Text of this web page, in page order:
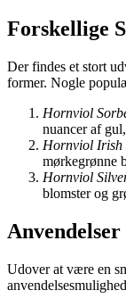
Forskellige
Der findes et stort
former. Nogle
Hornviol
nuancer af
Hornviol Irish
mørkegrønne
Hornviol
blomster og
Udover at være en